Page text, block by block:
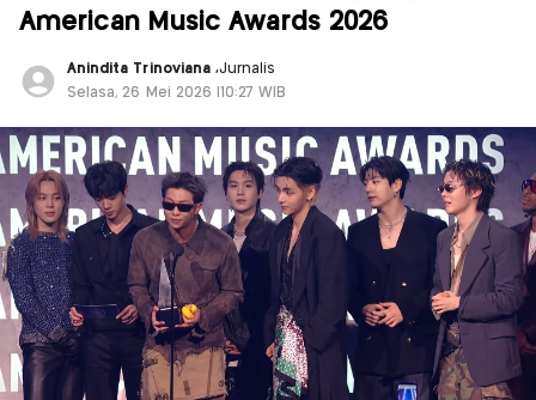
American Music Awards 2026
Anindita Trinoviana ,Jurnalis
Selasa, 26 Mei 2026 |10:27 WIB